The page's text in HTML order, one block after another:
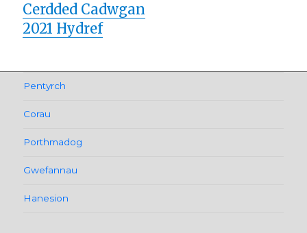
Cerdded Cadwgan
2021 Hydref
Llywio
Pentyrch
Corau
Porthmadog
Gwefannau
Hanesion